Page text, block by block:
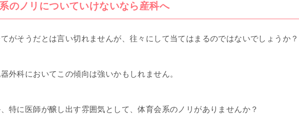
のノリについていけないなら産科へ
がそうだとは言い切れませんが、往々にして当てはまるのではないでしょうか？
外科においてこの傾向は強いかもしれません。
特に医師が醸し出す雰囲気として、体育会系のノリがありませんか？